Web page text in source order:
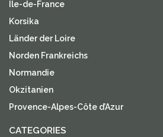
Île-de-France
Korsika
Länder der Loire
Norden Frankreichs
Normandie
Okzitanien
Provence-Alpes-Côte d’Azur
CATEGORIES